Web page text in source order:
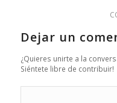
Dejar un
¿Quieres unirte a la
Siéntete libre de contribuir!